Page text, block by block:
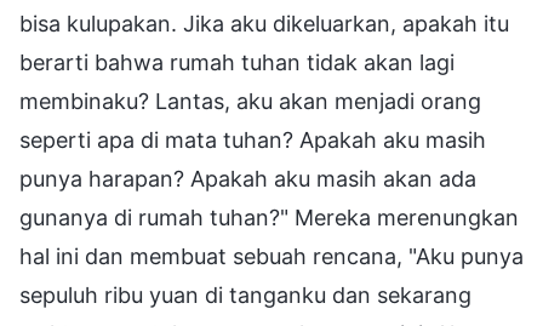
bisa kulupakan. Jika aku dikeluarkan, apakah itu
berarti bahwa rumah tuhan tidak akan lagi
membinaku? Lantas, aku akan menjadi orang
seperti apa di mata tuhan? Apakah aku masih
punya harapan? Apakah aku masih akan ada
gunanya di rumah tuhan?" Mereka merenungkan
hal ini dan membuat sebuah rencana, "Aku punya
sepuluh ribu yuan di tanganku dan sekarang